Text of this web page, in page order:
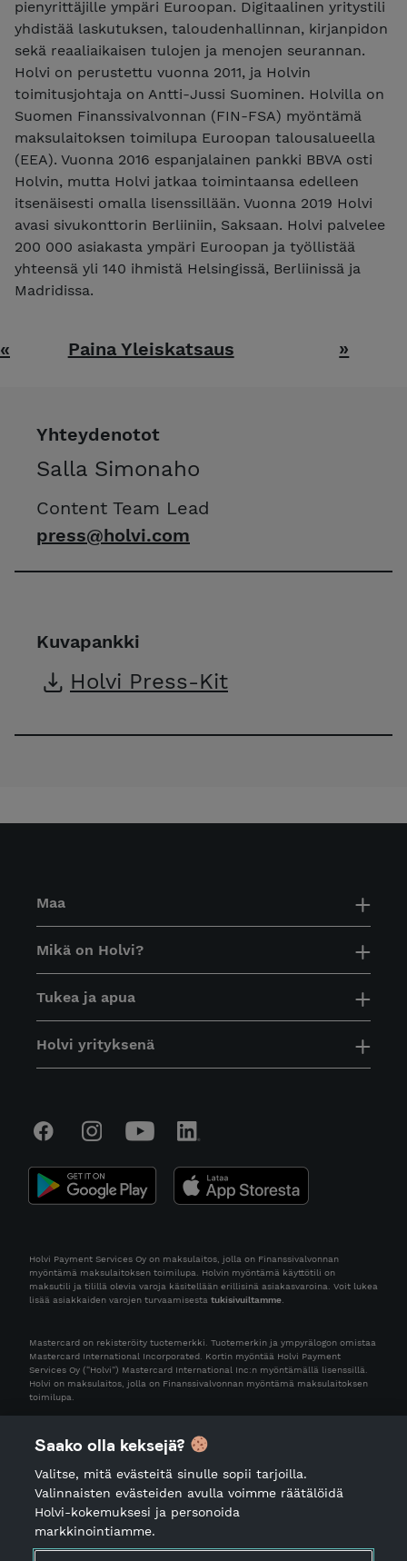
pienyrittäjille ympäri Euroopan. Digitaalinen yritystili
yhdistää laskutuksen, taloudenhallinnan, kirjanpidon
sekä reaaliaikaisen tulojen ja menojen seurannan.
Holvi on perustettu vuonna 2011, ja Holvin
toimitusjohtaja on Antti-Jussi Suominen. Holvilla on
Suomen Finanssivalvonnan (FIN-FSA) myöntämä
maksulaitoksen toimilupa Euroopan talousalueella
(EEA). Vuonna 2016 espanjalainen pankki BBVA osti
Holvin, mutta Holvi jatkaa toimintaansa edelleen
itsenäisesti omalla lisenssillään. Vuonna 2019 Holvi
avasi sivukonttorin Berliiniin, Saksaan. Holvi palvelee
200 000 asiakasta ympäri Euroopan ja työllistää
yhteensä yli 140 ihmistä Helsingissä, Berliinissä ja
Madridissa.
« Paina Yleiskatsaus »
Yhteydenotot
Salla Simonaho
Content Team Lead
press@holvi.com
Kuvapankki
Holvi Press-Kit
Maa
Mikä on Holvi?
Tukea ja apua
Holvi yrityksenä
Holvi Payment Services Oy on maksulaitos, jolla on Finanssivalvonnan
myöntämä maksulaitoksen toimilupa. Holvin myöntämä käyttötili on
maksutili ja tilillä olevia varoja käsitellään erillisinä asiakasvaroina. Voit lukea
lisää asiakkaiden varojen turvaamisesta tukisivuiltamme
Mastercard on rekisteröity tuotemerkki. Tuotemerkin ja ympyrälogon omistaa
Mastercard International Incorporated. Kortin myöntää Holvi Payment
Services Oy (“Holvi”) Mastercard International Inc:n myöntämällä lisenssillä.
Holvi on maksulaitos, jolla on Finanssivalvonnan myöntämä maksulaitoksen
toimilupa.
Saako olla keksejä?
Valitse, mitä evästeitä sinulle sopii tarjoilla.
Valinnaisten evästeiden avulla voimme räätälöidä
Holvi-kokemuksesi ja personoida
markkinointiamme.